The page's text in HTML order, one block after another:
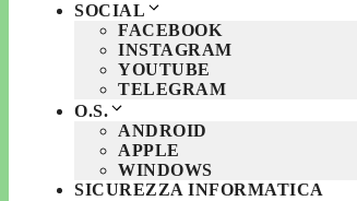
SOCIAL
FACEBOOK
INSTAGRAM
YOUTUBE
TELEGRAM
O.S.
ANDROID
APPLE
WINDOWS
SICUREZZA INFORMATICA